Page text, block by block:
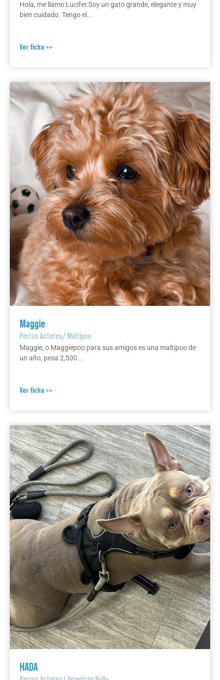
Hola, me llamo Lucifer.Soy un gato grande, elegante y muy
bien cuidado. Tengo el...
Ver ficha >>
Maggie
Perros Actores/Maltipoo
Maggie, o Maggiepoo para sus amigos es una maltipoo de
un año, pesa 2,500...
Ver ficha >>
HADA